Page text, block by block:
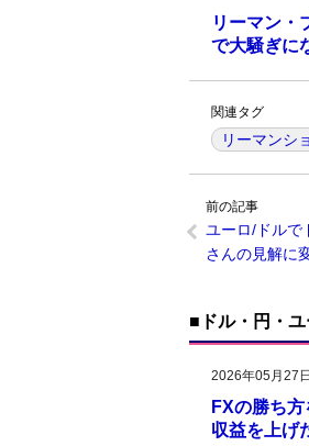
リーマン・
で大騒ぎに
関連タグ
リーマンシ
前の記事
ユーロ/ドルで
さんの見解に
■ドル・円・
2026年05月27
FXの勝ち
収益を上げ